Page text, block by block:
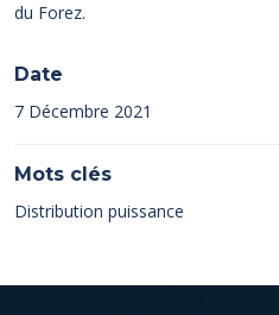
du Forez.
Date
7 Décembre 2021
Mots clés
Distribution puissance